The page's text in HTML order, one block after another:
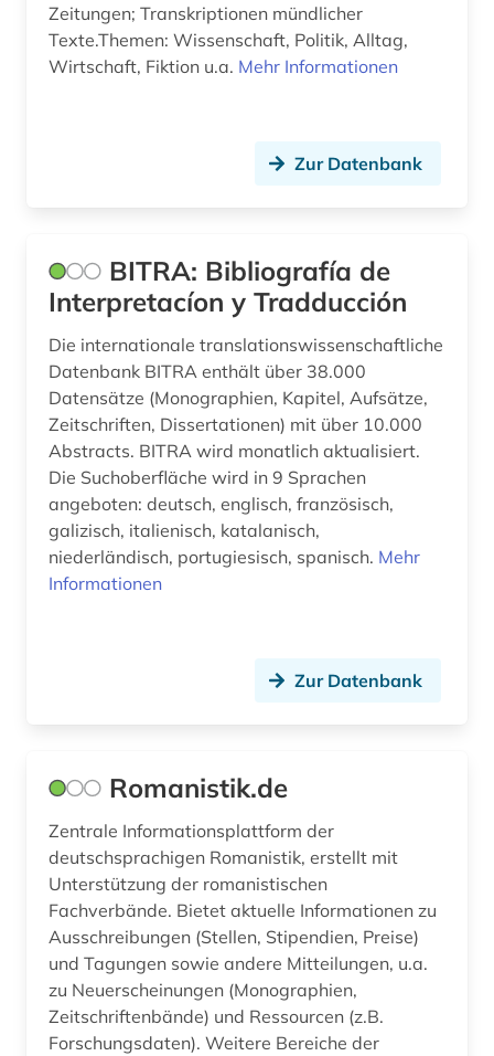
kognitive linguistik (1)
kunstmusik (1)
landeskunde (17)
latein (1)
lateinamerika (9)
lateinamerikaforschung (1)
lexikon (2)
librettist (1)
linguistik (4)
literaturwissenschaft (33)
lusitanistik (27)
mehrsprachig (1)
mexiko (4)
museum (1)
märchen (1)
nachschlagewerk (2)
Zeitungen; Transkriptionen mündlicher
Texte.Themen: Wissenschaft, Politik, Alltag,
Wirtschaft, Fiktion u.a. Mehr Informationen
Zur Datenbank
BITRA: Bibliografía de
Interpretacíon y Tradducción
Die internationale translationswissenschaftliche
Datenbank BITRA enthält über 38.000
Datensätze (Monographien, Kapitel, Aufsätze,
Zeitschriften, Dissertationen) mit über 10.000
Abstracts. BITRA wird monatlich aktualisiert.
Die Suchoberfläche wird in 9 Sprachen
angeboten: deutsch, englisch, französisch,
galizisch, italienisch, katalanisch,
niederländisch, portugiesisch, spanisch. Mehr
Informationen
Zur Datenbank
Romanistik.de
Zentrale Informationsplattform der
deutschsprachigen Romanistik, erstellt mit
Unterstützung der romanistischen
Fachverbände. Bietet aktuelle Informationen zu
Ausschreibungen (Stellen, Stipendien, Preise)
und Tagungen sowie andere Mitteilungen, u.a.
zu Neuerscheinungen (Monographien,
Zeitschriftenbände) und Ressourcen (z.B.
Forschungsdaten). Weitere Bereiche der